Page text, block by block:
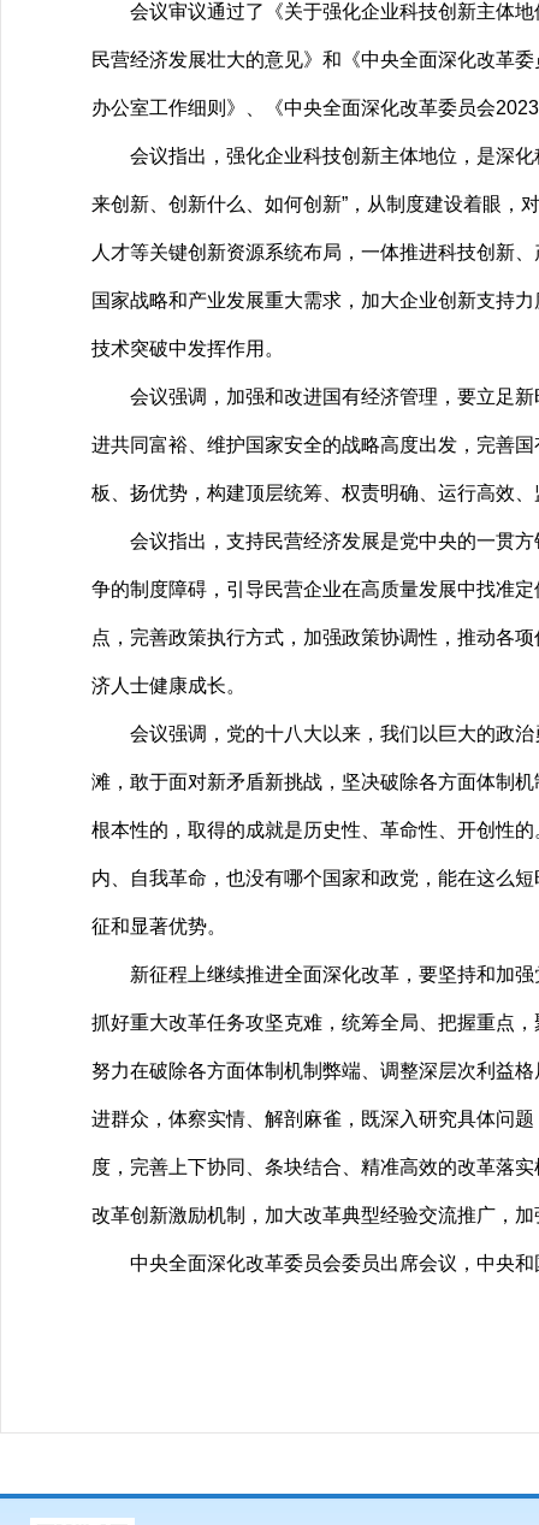
会议审议通过了《关于强化企业科技创新主体地
民营经济发展壮大的意见》和《中央全面深化改革
办公室工作细则》、《中央全面深化改革委员会
会议指出，强化企业科技创新主体地位，是深化
来创新、创新什么、如何创新”，从制度建设着眼，
人才等关键创新资源系统布局，一体推进科技创新
国家战略和产业发展重大需求，加大企业创新支持
技术突破中发挥作用。
会议强调，加强和改进国有经济管理，要立足新
进共同富裕、维护国家安全的战略高度出发，完善
板、扬优势，构建顶层统筹、权责明确、运行高效
会议指出，支持民营经济发展是党中央的一贯方
争的制度障碍，引导民营企业在高质量发展中找准
点，完善政策执行方式，加强政策协调性，推动各
济人士健康成长。
会议强调，党的十八大以来，我们以巨大的政治
滩，敢于面对新矛盾新挑战，坚决破除各方面体制
根本性的，取得的成就是历史性、革命性、开创性
内、自我革命，也没有哪个国家和政党，能在这么
征和显著优势。
新征程上继续推进全面深化改革，要坚持和加强
抓好重大改革任务攻坚克难，统筹全局、把握重点
努力在破除各方面体制机制弊端、调整深层次利益
进群众，体察实情、解剖麻雀，既深入研究具体问
度，完善上下协同、条块结合、精准高效的改革落
改革创新激励机制，加大改革典型经验交流推广，
中央全面深化改革委员会委员出席会议，中央和